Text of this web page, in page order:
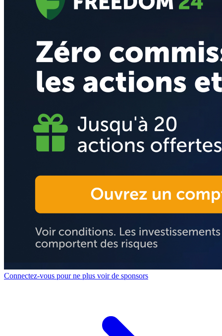
Connectez-vous pour ne plus voir de sponsors